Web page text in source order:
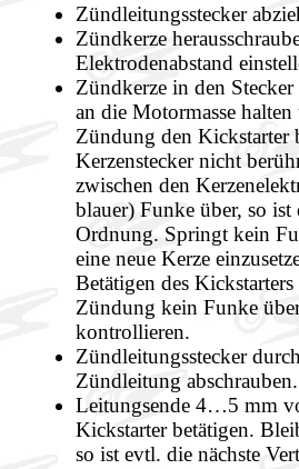
Zündleitungsstecker
Zündkerze
Elektrodenabstand
Zündkerze in den
an die Motormasse
Zündung den Kickstarter
Kerzenstecker nicht
zwischen den
blauer) Funke über, so
Ordnung. Springt kein
eine neue Kerze
Betätigen des
Zündung kein Funke
kontrollieren.
Zündleitungsstecker
Zündleitung abschrauben.
Leitungsende 4…5 mm
Kickstarter betätigen.
so ist evtl. die nächste